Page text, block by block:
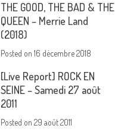
THE GOOD, THE BAD & THE
QUEEN – Merrie Land
(2018)
Posted on16 décembre 2018
[Live Report] ROCK EN
SEINE – Samedi 27 août
2011
Posted on29 août 2011